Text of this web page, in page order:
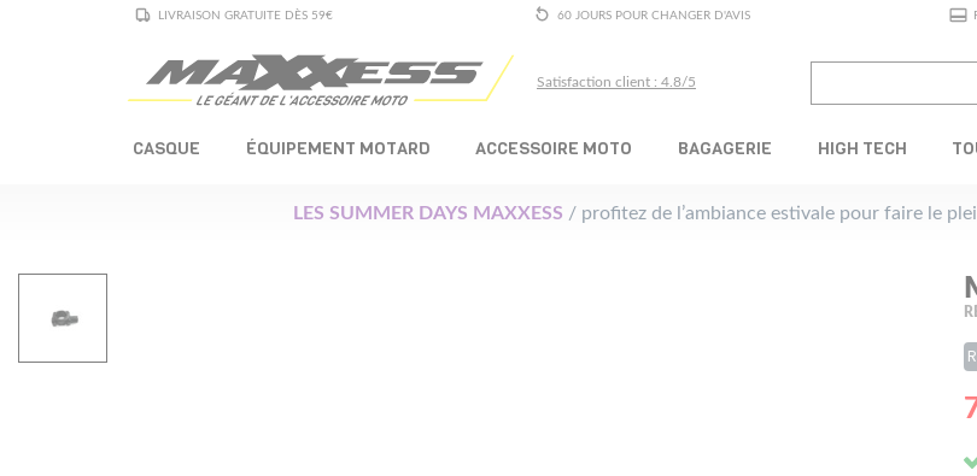
LIVRAISON GRATUITE DÈS 59€ 60 JOURS POUR CHANGER D'AVIS
Satisfaction client : 4.8/5
CASQUE ÉQUIPEMENT MOTARD ACCESSOIRE MOTO BAGAGERIE HIGH TECH
LES SUMMER DAYS MAXXESS / profitez de l’ambiance estivale pour faire le